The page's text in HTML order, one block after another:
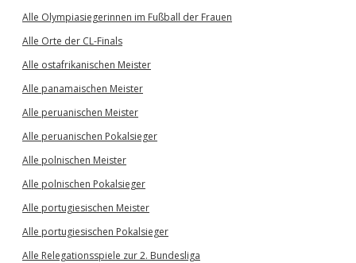
Alle Olympiasiegerinnen im Fußball der Frauen
Alle Orte der CL-Finals
Alle ostafrikanischen Meister
Alle panamaischen Meister
Alle peruanischen Meister
Alle peruanischen Pokalsieger
Alle polnischen Meister
Alle polnischen Pokalsieger
Alle portugiesischen Meister
Alle portugiesischen Pokalsieger
Alle Relegationsspiele zur 2. Bundesliga